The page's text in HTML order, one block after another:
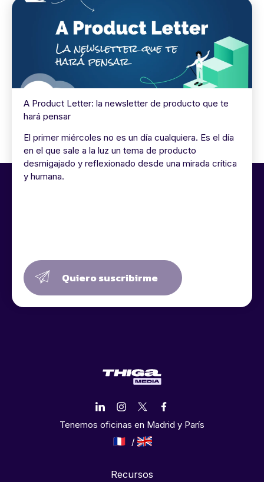
A Product Letter: la newsletter de producto que te
hará pensar
El primer miércoles no es un día cualquiera. Es el día
en el que sale a la luz un tema de producto
desmigajado y reflexionado desde una mirada crítica
y humana.
Quiero suscribirme
Tenemos oficinas en Madrid y París
Recursos